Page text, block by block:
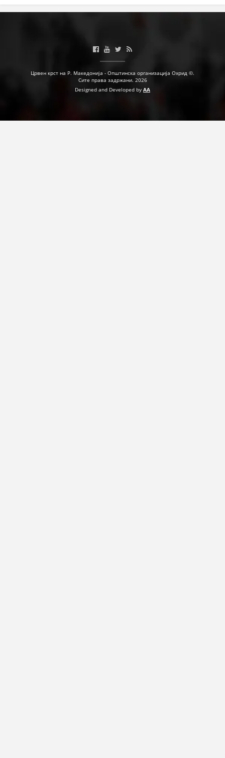
Црвен крст на Р. Македонија - Општинска организација Охрид ©.
Сите права задржани. 2026
Designed and Developed by AA